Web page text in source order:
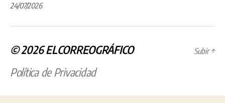
24/07/2026
© 2026ELCORREOGRÁFICO
Política de Privacidad
Subir↑